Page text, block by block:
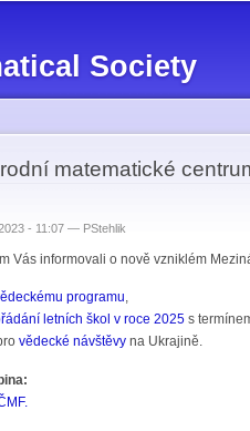
Society
matematické
- 11:07 — PStehlik
Vás informovali o nově vzniklém
programu,
letních škol v roce 2025 s
vědecké návštěvy na Ukrajině.